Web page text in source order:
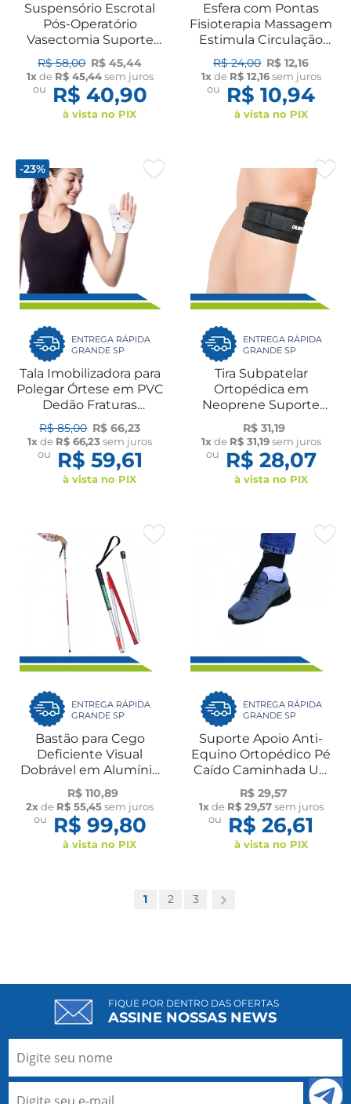
Suspensório Escrotal
Pós-Operatório
Vasectomia Suporte
Ortopédico para Lesão
Treino Esportes Dilepé
R$ 58,00 R$ 45,44
1xde R$ 45,44sem juros
ou
R$ 40,90
à vista no PIX
Esfera com Pontas
Fisioterapia Massagem
Estimula Circulação
Sanguínea Exercícios
Reabilitação UN Dilepé
R$ 24,00 R$ 12,16
1xde R$ 12,16sem juros
ou
R$ 10,94
à vista no PIX
-23%
ENTREGA RÁPIDA
GRANDE SP
Tala Imobilizadora para
Polegar Órtese em PVC
Dedão Fraturas
Entorses Dores UN
Dilepé
R$ 85,00 R$ 66,23
1xde R$ 66,23 sem juros
ou
R$ 59,61
à vista no PIX
ENTREGA RÁPIDA
GRANDE SP
Tira Subpatelar
Ortopédica em
Neoprene Suporte
Esporte Atividade
Física Treino Alívio de
Dor UN Dilepé
R$ 31,19
1xde R$ 31,19sem juros
ou
R$ 28,07
à vista no PIX
ENTREGA RÁPIDA
GRANDE SP
Bastão para Cego
Deficiente Visual
Dobrável em Alumínio
Dilepé
R$ 110,89
2xde R$ 55,45sem juros
ou
R$ 99,80
à vista no PIX
ENTREGA RÁPIDA
GRANDE SP
Suporte Apoio Anti-
Equino Ortopédico Pé
Caído Caminhada UN
Dilepé
R$ 29,57
1xde R$ 29,57sem juros
ou
R$ 26,61
à vista no PIX
1 2 3
FIQUE POR DENTRO DAS OFERTAS
ASSINE NOSSAS NEWS